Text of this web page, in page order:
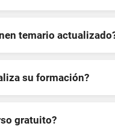
temario
su formación?
gratuito?